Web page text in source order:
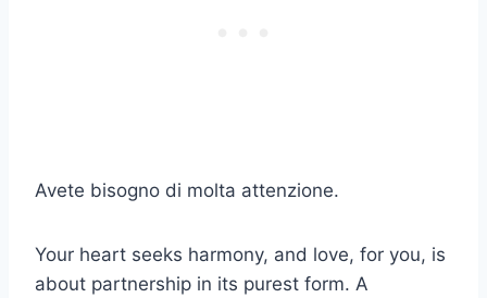
Avete bisogno di molta attenzione.
Your heart seeks harmony, and love, for you, is
about partnership in its purest form. A